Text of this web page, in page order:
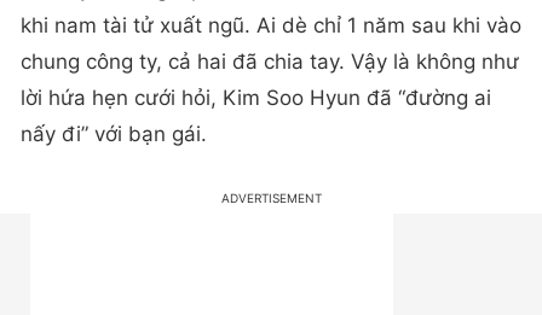
khi nam tài tử xuất ngũ. Ai dè chỉ 1 năm sau khi vào
chung công ty, cả hai đã chia tay. Vậy là không như
lời hứa hẹn cưới hỏi, Kim Soo Hyun đã “đường ai
nấy đi” với bạn gái.